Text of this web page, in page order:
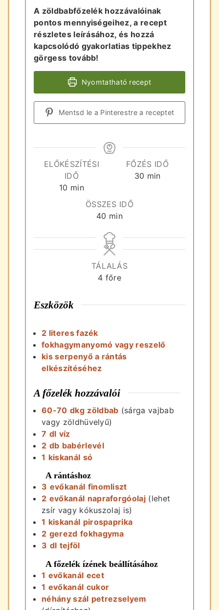
A zöldbabfőzelék hozzávalóinak
pontos mennyiségeihez, a recept
részletes leírásához, és hozzá
kapcsolódó gyakorlatias tippekhez
görgess tovább!
Nyomtatható recept
Mentsd le a Pinterestre a receptet
ELŐKÉSZÍTÉSI
IDŐ
10 perc
min
FŐZÉS IDŐ
30 perc
min
ÖSSZES IDŐ
40 perc
min
TÁLALÁS
4 főre
Eszközök
2 literes fazék
fokhagymanyomó vagy reszelő
kis serpenyő a rántás
elkészítéséhez
A főzelék hozzávalói
60-70 dkg zöldbab (sárga vajbab
vagy zöldhüvelyű)
7 dl víz
2 db babérlevél
1 kiskanál só
A rántáshoz
3 evőkanál finomliszt
2 evőkanál napraforgóolaj (lehet
zsír vagy kókuszolaj is)
1 kiskanál pirospaprika
2 gerezd fokhagyma
3 dl tejföl
A főzelék ízének beállításához
1 evőkanál ecet
1 evőkanál cukor
néhányszál petrezselyem